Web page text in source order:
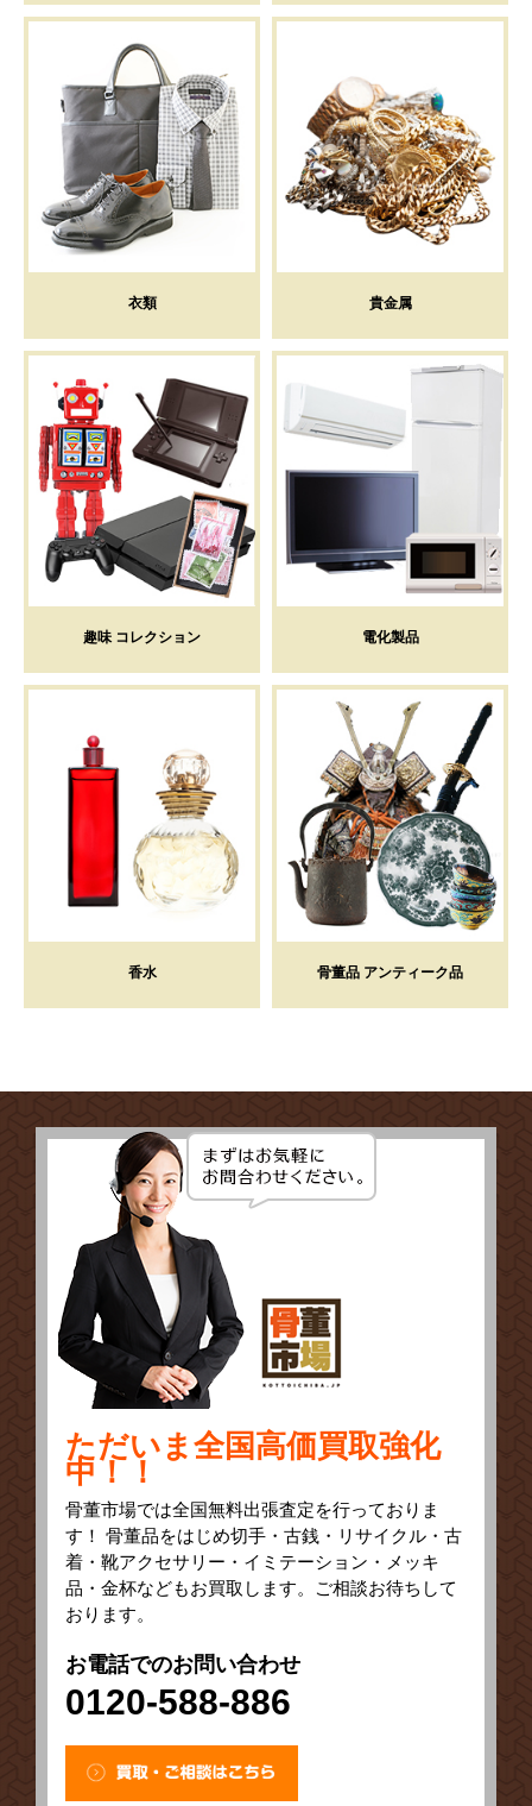
衣類 貴金属
趣味 コレクション 電化製品
香水 骨董品 アンティーク品
ただいま全国高価買取強化
中！！
骨董市場では全国無料出張査定を行っておりま
す！ 骨董品をはじめ切手・古銭・リサイクル・古
着・靴アクセサリー・イミテーション・メッキ
品・金杯などもお買取します。ご相談お待ちして
おります。
お電話でのお問い合わせ
0120-588-886